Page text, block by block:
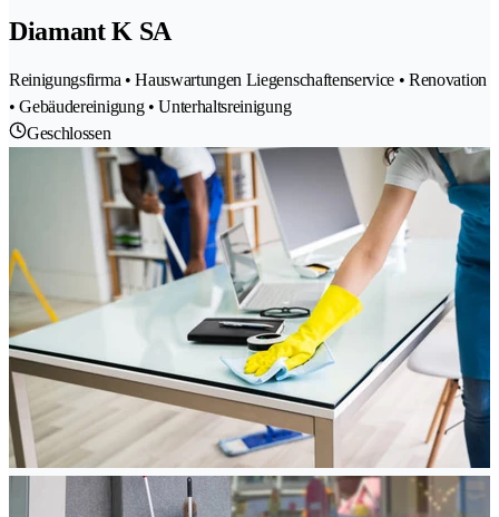
Diamant K SA
Reinigungsfirma • Hauswartungen Liegenschaftenservice • Renovation
• Gebäudereinigung • Unterhaltsreinigung
Geschlossen